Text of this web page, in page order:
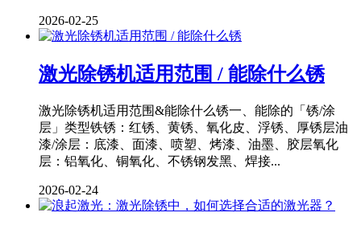
2026-02-25
激光除锈机适用范围 / 能除什么锈
激光除锈机适用范围&能除什么锈一、能除的「锈/涂
层」类型铁锈：红锈、黄锈、氧化皮、浮锈、厚锈层油
漆/涂层：底漆、面漆、喷塑、烤漆、油墨、胶层氧化
层：铝氧化、铜氧化、不锈钢发黑、焊接...
2026-02-24